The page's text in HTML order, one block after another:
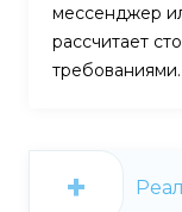
мессенджер
рассчитает
требованиями.